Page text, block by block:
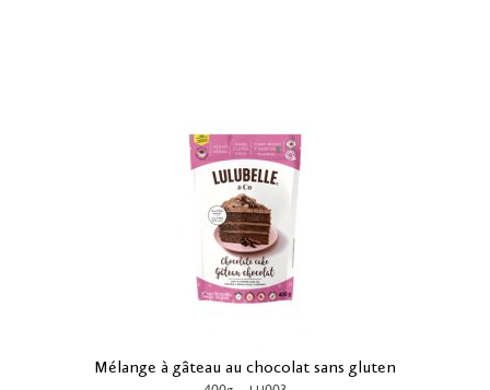
Mélange à gâteau au chocolat sans gluten